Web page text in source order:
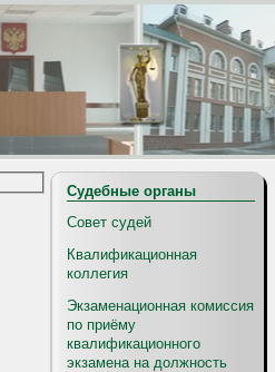
Судебные органы
Совет судей
Квалификационная
коллегия
Экзаменационная комиссия
по приёму
квалификационного
экзамена на должность